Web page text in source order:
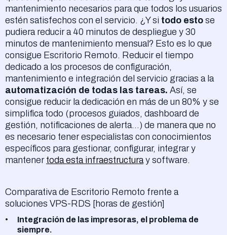
mantenimiento necesarios para que todos los usuarios
estén satisfechos con el servicio. ¿Y si todo esto se
pudiera reducir a 40 minutos de despliegue y 30
minutos de mantenimiento mensual? Esto es lo que
consigue Escritorio Remoto. Reducir el tiempo
dedicado a los procesos de configuración,
mantenimiento e integración del servicio gracias a la
automatización de todas las tareas. Así, se
consigue reducir la dedicación en más de un 80% y se
simplifica todo (procesos guiados, dashboard de
gestión, notificaciones de alerta...) de manera que no
es necesario tener especialistas con conocimientos
específicos para gestionar, configurar, integrar y
mantener toda esta infraestructuray software.
Comparativa de Escritorio Remoto frente a
soluciones VPS-RDS [horas de gestión]
Integración de las impresoras, el problema de
siempre.